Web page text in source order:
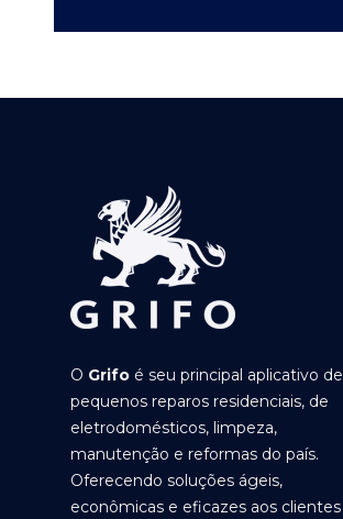
O Grifo é seu principal aplicativo de
pequenos reparos residenciais, de
eletrodomésticos, limpeza,
manutenção e reformas do país.
Oferecendo soluções ágeis,
econômicas e eficazes aos clientes